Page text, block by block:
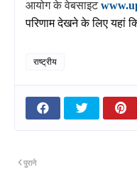
आयोग के वेबसाइट
परिणाम देखने के लिए यहां
राष्ट्रीय
पुराने